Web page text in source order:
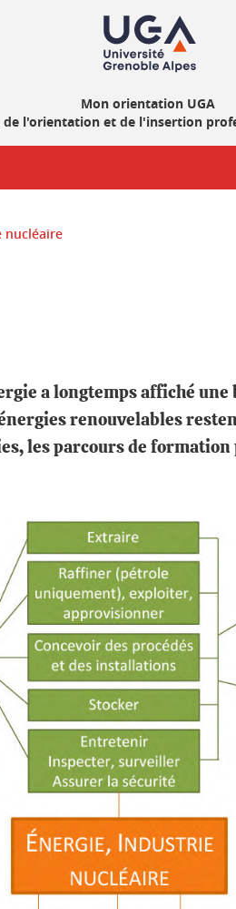
Mon orientation UGA
de l'orientation et de l'insertion
nucléaire
a longtemps affiché
renouvelables
les parcours de formation